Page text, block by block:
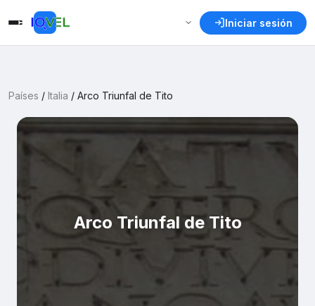
Iniciar sesión
Países / Italia / Arco Triunfal de Tito
Arco Triunfal de Tito